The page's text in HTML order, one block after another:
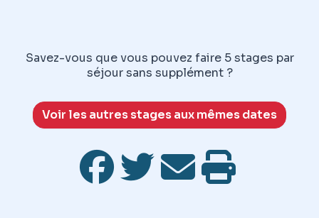
Savez-vous que vous pouvez faire 5 stages par
séjour sans supplément ?
Voir les autres stages aux mêmes dates